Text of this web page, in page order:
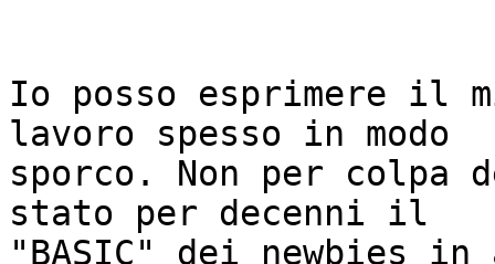
Io posso esprimere il
lavoro spesso in modo
sporco. Non per colpa
stato per decenni il
"BASIC" dei newbies